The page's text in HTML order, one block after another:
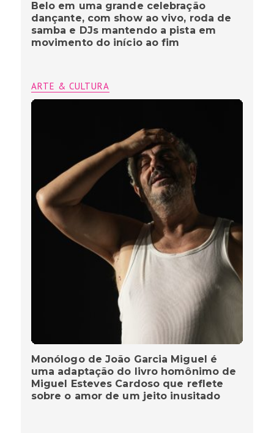
Belo em uma grande celebração
dançante, com show ao vivo, roda de
samba e DJs mantendo a pista em
movimento do início ao fim
ARTE & CULTURA
Monólogo de João Garcia Miguel é
uma adaptação do livro homônimo de
Miguel Esteves Cardoso que reflete
sobre o amor de um jeito inusitado